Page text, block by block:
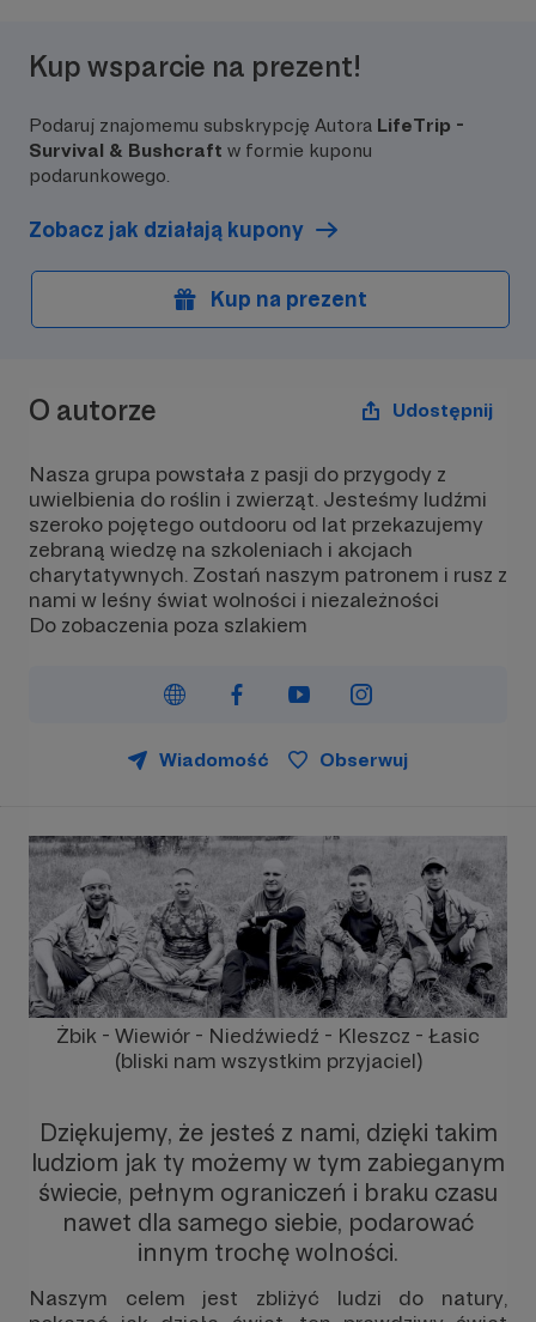
Dziękujemy !
Kup wsparcie na prezent!
Podaruj znajomemu subskrypcję Autora LifeTrip -
Survival & Bushcraft w formie kuponu
podarunkowego.
Zobacz jak działają kupony
Kup na prezent
O autorze Udostępnij
Nasza grupa powstała z pasji do przygody z
uwielbienia do roślin i zwierząt. Jesteśmy ludźmi
szeroko pojętego outdooru od lat przekazujemy
zebraną wiedzę na szkoleniach i akcjach
charytatywnych. Zostań naszym patronem i rusz z
nami w leśny świat wolności i niezależności
Do zobaczenia poza szlakiem
Wiadomość Obserwuj
Żbik - Wiewiór - Niedźwiedź - Kleszcz - Łasic
(bliski nam wszystkim przyjaciel)
Dziękujemy, że jesteś z nami, dzięki takim
ludziom jak ty możemy w tym zabieganym
świecie, pełnym ograniczeń i braku czasu
nawet dla samego siebie, podarować
innym trochę wolności.
Naszym celem jest zbliżyć ludzi do natury,